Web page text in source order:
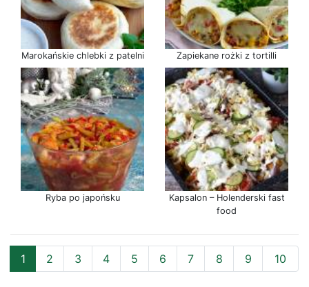
Marokańskie chlebki z patelni Zapiekane rożki z tortilli
Ryba po japońsku
Kapsalon – Holenderski fast
food
1 2 3 4 5 6 7 8 9 10